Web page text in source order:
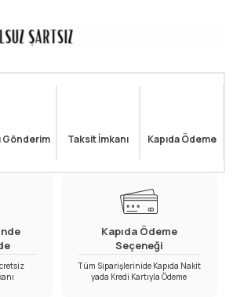
Gönderim Taksit İmkanı Kapıda Ödeme
Kapıda Ödeme
Seçeneği
Tüm Siparişlerinide Kapıda Nakit
yada Kredi Kartıyla Ödeme